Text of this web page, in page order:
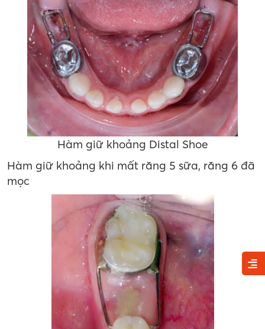
Hàm giữ khoảng Distal Shoe
Hàm giữ khoảng khi mất răng 5 sữa, răng 6 đã
mọc